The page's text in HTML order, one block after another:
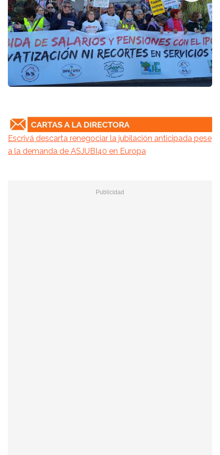
Escrivá descarta renegociar la jubilación anticipada pese
a la demanda de ASJUBI40 en Europa